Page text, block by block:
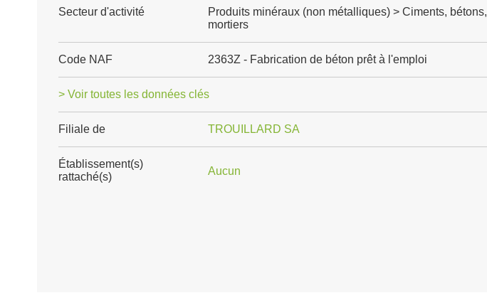
Secteur d'activité
Produits minéraux (non métalliques) > Ciments, bétons,
mortiers
Code NAF 2363Z - Fabrication de béton prêt à l'emploi
> Voir toutes les données clés
Filiale de TROUILLARD SA
Établissement(s)
rattaché(s)
Aucun